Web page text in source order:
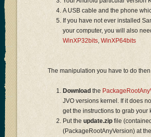
A USB cable and the phone
If you have not ever installed
your computer, you will also
WinXP32bits, WinXP64bits
The manipulation you have to do
Download the
JVO versions kernel. If it does
get the instructions to grab your
Put the update.zip file
(PackageRootAnyVersion) at